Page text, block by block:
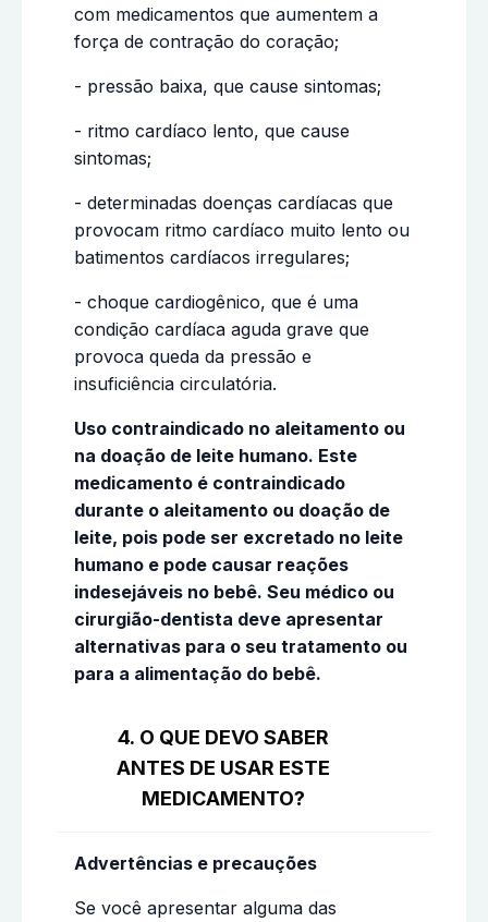
com medicamentos que aumentem a
força de contração do coração;
- pressão baixa, que cause sintomas;
- ritmo cardíaco lento, que cause
sintomas;
- determinadas doenças cardíacas que
provocam ritmo cardíaco muito lento ou
batimentos cardíacos irregulares;
- choque cardiogênico, que é uma
condição cardíaca aguda grave que
provoca queda da pressão e
insuficiência circulatória.
Uso contraindicado no aleitamento ou
na doação de leite humano. Este
medicamento é contraindicado
durante o aleitamento ou doação de
leite, pois pode ser excretado no leite
humano e pode causar reações
indesejáveis no bebê. Seu médico ou
cirurgião-dentista deve apresentar
alternativas para o seu tratamento ou
para a alimentação do bebê.
4. O QUE DEVO SABER
ANTES DE USAR ESTE
MEDICAMENTO?
Advertências e precauções
Se você apresentar alguma das